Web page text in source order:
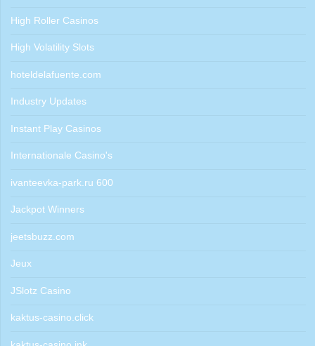
High Roller Casinos
High Volatility Slots
hoteldelafuente.com
Industry Updates
Instant Play Casinos
Internationale Casino's
ivanteevka-park.ru 600
Jackpot Winners
jeetsbuzz.com
Jeux
JSlotz Casino
kaktus-casino.click